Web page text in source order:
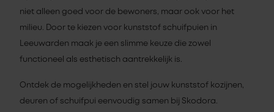
niet alleen goed voor de bewoners, maar ook voor het
milieu. Door te kiezen voor kunststof schuifpuien in
Leeuwarden maak je een slimme keuze die zowel
functioneel als esthetisch aantrekkelijk is.
Ontdek de mogelijkheden en stel jouw kunststof kozijnen,
deuren of schuifpui eenvoudig samen bij Skodora.